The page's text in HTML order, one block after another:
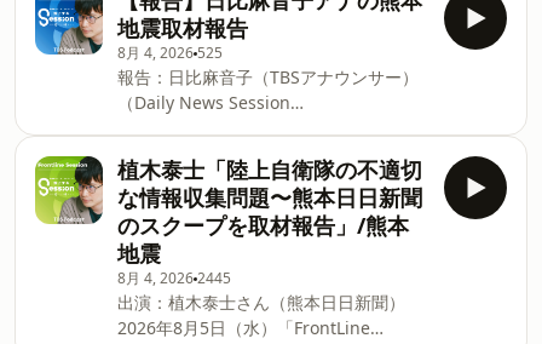
#ss954 Learn more about your ad
choices. Visit
podcastchoices.com/adchoices
円OFFで始められます（8/16まで・7日間
の無料体験つき）👉
https://bit.ly/4oOGExT 発信型ニュー
ス・プロジェクト「荻上チキ・
Session」 ★月～金曜日 17:00～
20:00 TBSラジオで生放送 パーソナリ
ティ：荻上チキ、日比麻音子 番組
HP：⁠荻上チキ・Session⁠ 番組メールアド
レス：⁠ss954@tbs.co.jp⁠ 番組Xアカウン
ト：⁠@Session_1530⁠ ハッシュタグは
#ss954 Learn more about your ad
choices. Visit
podcastchoices.com/adchoices
地震取材報告
8月 4, 2026 525
報告：日比麻音子（TBSアナウンサー）
（Daily News Session
ちらのリンクから最大6,000円OFFで始め
られます（8/16まで・7日間の無料体験
つき）👉https://bit.ly/4oOGExT 発信型
ニュース・プロジェクト「荻上チキ・
Session」 ★月～金曜日 17:00～
20:00 TBSラジオで生放送 パーソナリ
ティ：荻上チキ、日比麻音子 番組
HP：⁠⁠荻上チキ・Session⁠⁠ 番組メールアド
植木泰士「陸上自衛隊の不適切
な情報収集問題〜熊本日日新聞
のスクープを取材報告」/熊本
地震
8月 4, 20262445
出演：植木泰士さん（熊本日日新聞）
2026年8月5日（水）「FrontLine